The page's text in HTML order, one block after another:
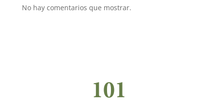
No hay comentarios que mostrar.
101